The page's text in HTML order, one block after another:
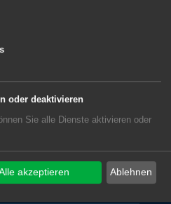
anzeigen
oder deaktivieren
Sie alle Dienste aktivieren oder
Ablehnen
akzeptieren